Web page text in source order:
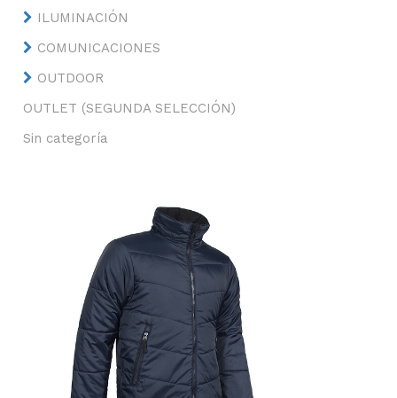
ILUMINACIÓN
COMUNICACIONES
OUTDOOR
OUTLET (SEGUNDA SELECCIÓN)
Sin categoría